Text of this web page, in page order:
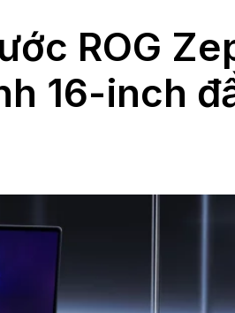
ROG
16-inch